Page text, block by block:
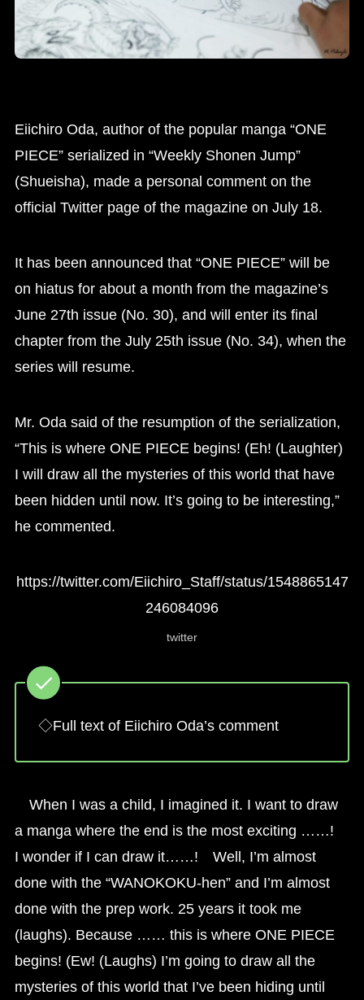
Eiichiro Oda, author of the popular manga “ONE
PIECE” serialized in “Weekly Shonen Jump”
(Shueisha), made a personal comment on the
official Twitter page of the magazine on July 18.
It has been announced that “ONE PIECE” will be
on hiatus for about a month from the magazine’s
June 27th issue (No. 30), and will enter its final
chapter from the July 25th issue (No. 34), when the
series will resume.
Mr. Oda said of the resumption of the serialization,
“This is where ONE PIECE begins! (Eh! (Laughter)
I will draw all the mysteries of this world that have
been hidden until now. It’s going to be interesting,”
he commented.
https://twitter.com/Eiichiro_Staff/status/1548865147
246084096
twitter
◇Full text of Eiichiro Oda’s comment
When I was a child, I imagined it. I want to draw
a manga where the end is the most exciting ……!
I wonder if I can draw it……! Well, I’m almost
done with the “WANOKOKU-hen” and I’m almost
done with the prep work. 25 years it took me
(laughs). Because …… this is where ONE PIECE
begins! (Ew! (Laughs) I’m going to draw all the
mysteries of this world that I’ve been hiding until